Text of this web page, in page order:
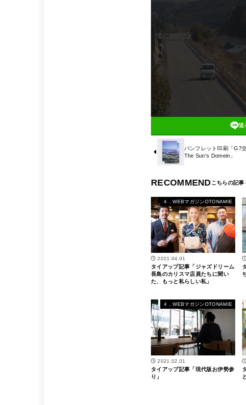
送
パンフレット印刷「G7
The Sun's Domein」
RECOMMEND
４．WEBマガジンOTONAMIE
2021.04.01
タイアップ記事「ジャズドリーム
長島のカリスマ店員たちに聞い
た、もっと私らしい私」
４．WEBマガジンOTONAMIE
2021.02.01
タイアップ記事「現代版お伊勢参
り」